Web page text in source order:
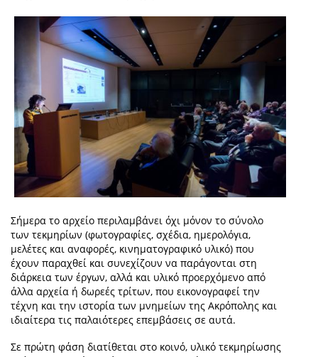
Σήμερα το αρχείο περιλαμβάνει όχι μόνον το σύνολο
των τεκμηρίων (φωτογραφίες, σχέδια, ημερολόγια,
μελέτες και αναφορές, κινηματογραφικό υλικό) που
έχουν παραχθεί και συνεχίζουν να παράγονται στη
διάρκεια των έργων, αλλά και υλικό προερχόμενο από
άλλα αρχεία ή δωρεές τρίτων, που εικονογραφεί την
τέχνη και την ιστορία των μνημείων της Ακρόπολης και
ιδιαίτερα τις παλαιότερες επεμβάσεις σε αυτά.
Σε πρώτη φάση διατίθεται στο κοινό, υλικό τεκμηρίωσης